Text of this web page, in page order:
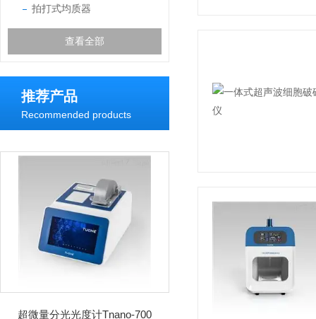
拍打式均质器
查看全部
推荐产品
Recommended products
超微量分光光度计Tnano-700